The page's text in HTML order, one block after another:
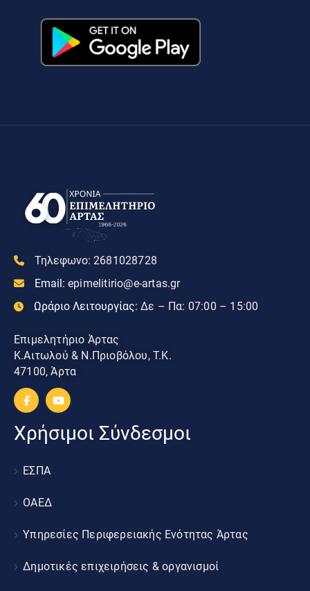
Τηλεφωνο: 2681028728
Email: epimelitirio@e-artas.gr
Ωράριο Λειτουργίας: Δε – Πα: 07:00 – 15:00
Επιμελητήριο Άρτας
Κ.Αιτωλού & Ν.Πριοβόλου, Τ.Κ.
47100, Άρτα
Χρήσιμοι Σύνδεσμοι
ΕΣΠΑ
ΟΑΕΔ
Υπηρεσίες Περιφερειακής Ενότητας Άρτας
Δημοτικές επιχειρήσεις & οργανισμοί